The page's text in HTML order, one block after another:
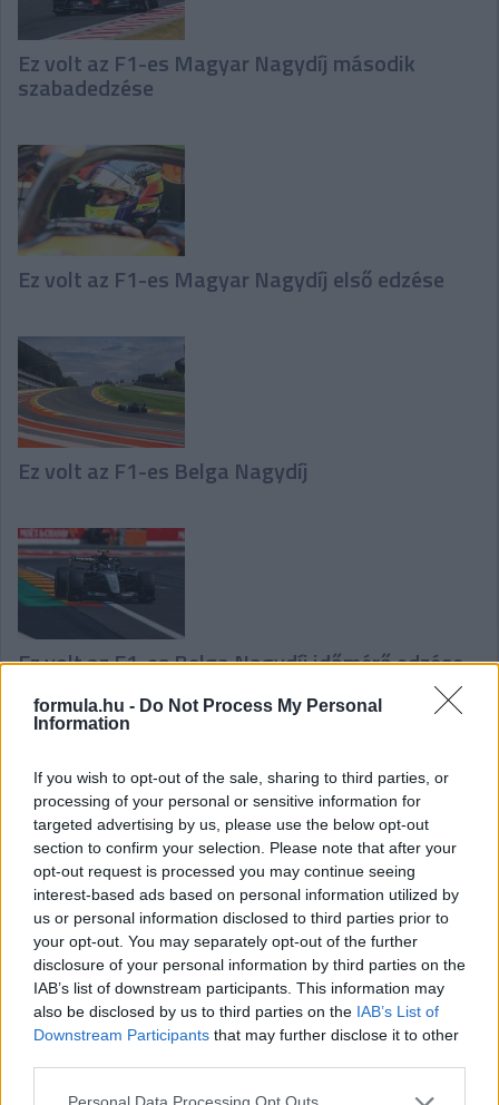
formula.hu - Do Not Process My Personal
Information
If you wish to opt-out of the sale, sharing to third parties, or
processing of your personal or sensitive information for
targeted advertising by us, please use the below opt-out
section to confirm your selection. Please note that after your
opt-out request is processed you may continue seeing
interest-based ads based on personal information utilized by
us or personal information disclosed to third parties prior to
your opt-out. You may separately opt-out of the further
disclosure of your personal information by third parties on the
IAB’s list of downstream participants. This information may
also be disclosed by us to third parties on the IAB’s List of
Downstream Participants that may further disclose it to other
Please note that this website/app uses one or more Google
Ez volt az F1-es Magyar Nagydíj második
szabadedzése
Ez volt az F1-es Magyar Nagydíj első edzése
Ez volt az F1-es Belga Nagydíj
Ez volt az F1-es Belga Nagydíj időmérő edzése
Ez volt az F1-es Belga Nagydíj harmadik
szabadedzése
Hallgasd meg a Formula Podcast
legfrissebb adását!